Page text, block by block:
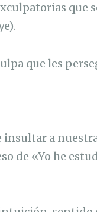
que
que les
insultar a
de «Yo he